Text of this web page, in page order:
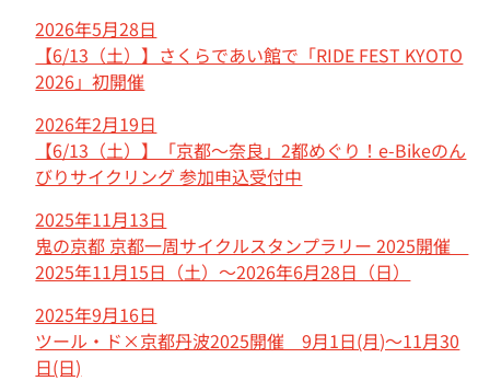
2026年5月28日
【6/13（土）】さくらであい館で「RIDE FEST KYOTO
2026」初開催
2026年2月19日
【6/13（土）】「京都〜奈良」2都めぐり！e-Bikeのん
びりサイクリング 参加申込受付中
2025年11月13日
鬼の京都 京都⼀周サイクルスタンプラリー 2025開催
2025年11月15日（土）～2026年6月28日（日）
2025年9月16日
ツール・ド×京都丹波2025開催 9月1日(月)～11月30
日(日)